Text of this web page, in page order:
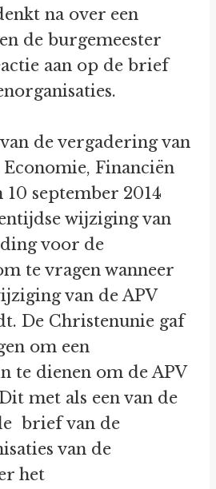
na over een
de burgemeester
aan op de brief
de vergadering van
Financiën
10 september 2014
wijziging van
voor de
te vragen wanneer
van de APV
De Christenunie gaf
om een
te dienen om de APV
met als een van de
brief van de
van de
het